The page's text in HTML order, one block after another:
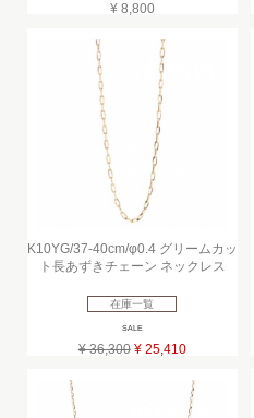
¥ 8,800
K10YG/37-40cm/φ0.4 グリームカッ
ト長あずきチェーン ネックレス
在庫一覧
SALE
¥ 36,300 ¥ 25,410